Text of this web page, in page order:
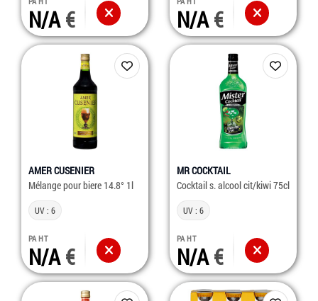
N/A N/A
AMER CUSENIER
Mélange pour biere 14.8° 1l
UV : 6
PA HT
N/A
MR COCKTAIL
Cocktail s. alcool cit/kiwi 75cl
UV : 6
PA HT
N/A